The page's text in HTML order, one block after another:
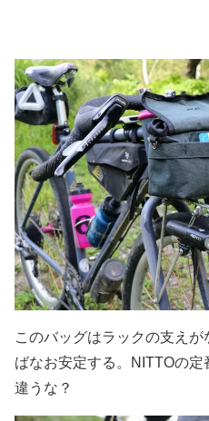
このバッグはラックの支え
ばなお安定する。NITTOの
違うな？